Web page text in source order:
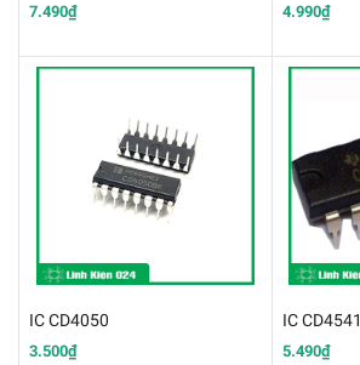
7.490₫ 4.990₫
IC CD4050
3.500₫
IC CD4541
5.490₫